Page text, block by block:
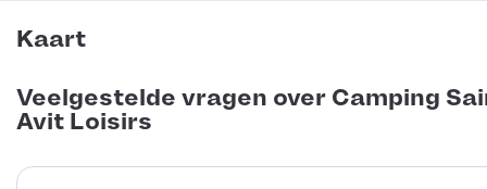
Kaart
Veelgestelde vragen over Camping
Avit Loisirs